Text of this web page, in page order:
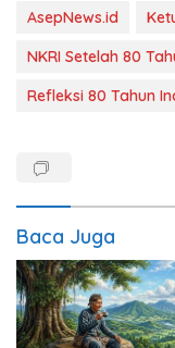
AsepNews.id
NKRI Setelah 80
Refleksi 80 Tahun
Baca Juga